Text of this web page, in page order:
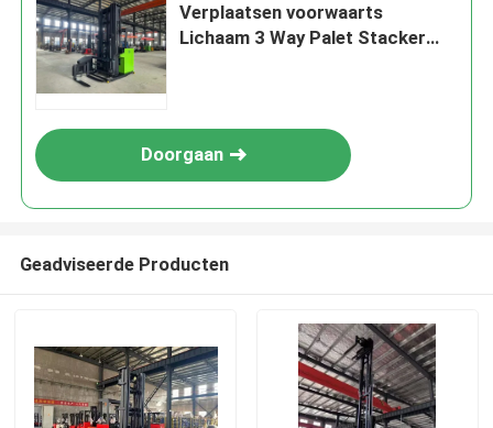
Verplaatsen voorwaarts
Lichaam 3 Way Palet Stacker
Doorgaan
Geadviseerde Producten